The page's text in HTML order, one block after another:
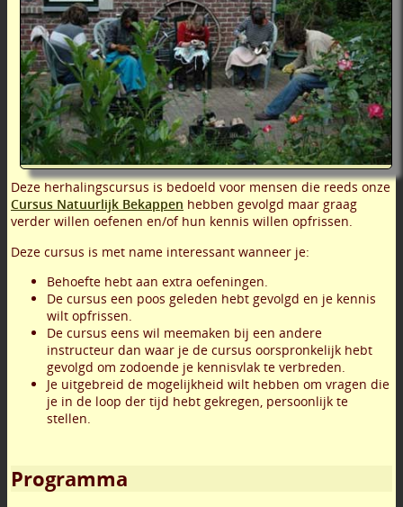
Deze herhalingscursus is bedoeld voor mensen die reeds onze
Cursus Natuurlijk Bekappen hebben gevolgd maar graag
verder willen oefenen en/of hun kennis willen opfrissen.
Deze cursus is met name interessant wanneer je:
Behoefte hebt aan extra oefeningen.
De cursus een poos geleden hebt gevolgd en je kennis
wilt opfrissen.
De cursus eens wil meemaken bij een andere
instructeur dan waar je de cursus oorspronkelijk hebt
gevolgd om zodoende je kennisvlak te verbreden.
Je uitgebreid de mogelijkheid wilt hebben om vragen die
je in de loop der tijd hebt gekregen, persoonlijk te
stellen.
Programma